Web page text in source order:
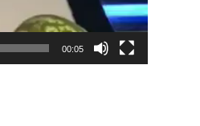
00:05